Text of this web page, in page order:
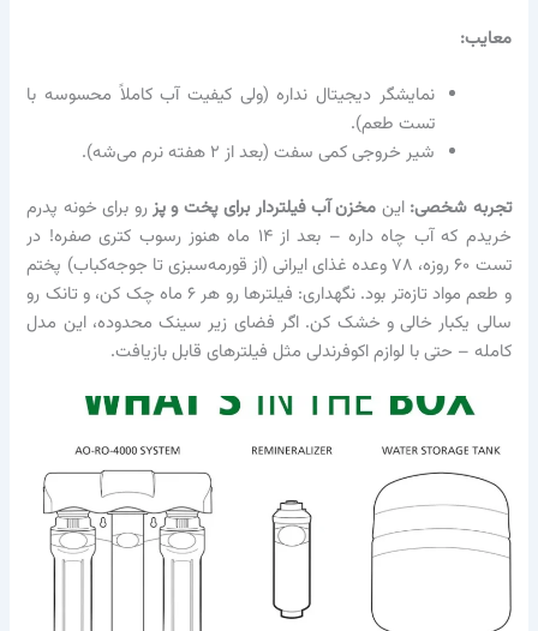
معایب:
نمایشگر دیجیتال نداره (ولی کیفیت آب کاملاً محسوسه با
تست طعم).
شیر خروجی کمی سفت (بعد از ۲ هفته نرم می‌شه).
تجربه شخصی: این مخزن آب فیلتردار برای پخت و پزرو برای خونه پدرم
خریدم که آب چاه داره – بعد از ۱۴ ماه هنوز رسوب کتری صفره! در
تست ۶۰ روزه، ۷۸ وعده غذای ایرانی (از قورمه‌سبزی تا جوجه‌کباب) پختم
و طعم مواد تازه‌تر بود. نگهداری: فیلترها رو هر ۶ ماه چک کن، و تانک رو
سالی یکبار خالی و خشک کن. اگر فضای زیر سینک محدوده، این مدل
کامله – حتی با لوازم اکوفرندلی مثل فیلترهای قابل بازیافت.